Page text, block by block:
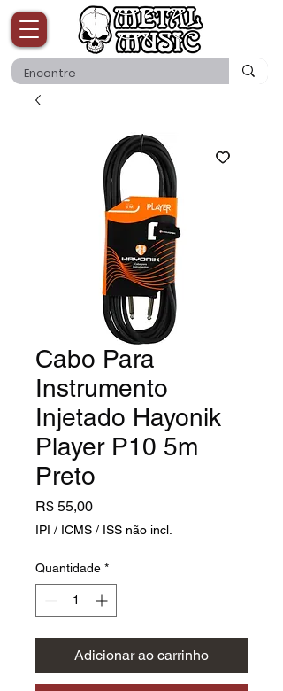
Cabo Para
Instrumento
Injetado Hayonik
Player P10 5m
Preto
R$ 55,00Preço
IPI / ICMS / ISS não incl.
Quantidade *
Adicionar ao carrinho